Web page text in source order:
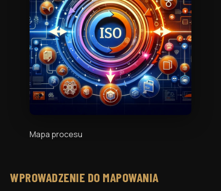
Mapa procesu
WPROWADZENIE DO MAPOWANIA